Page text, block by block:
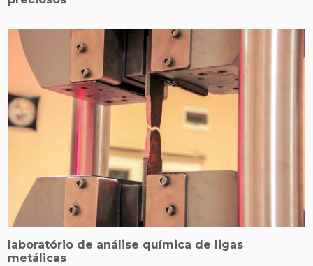
laboratório de análise química de ligas
metálicas